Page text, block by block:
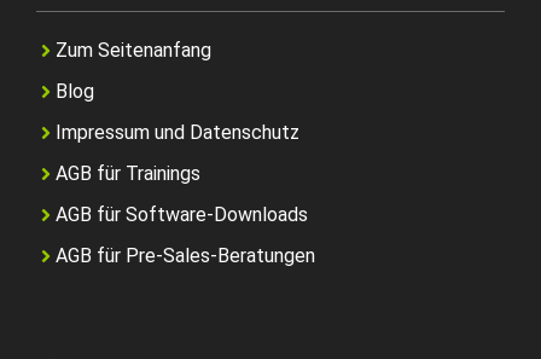
Zum Seitenanfang
Blog
Impressum und Datenschutz
AGB für Trainings
AGB für Software-Downloads
AGB für Pre-Sales-Beratungen